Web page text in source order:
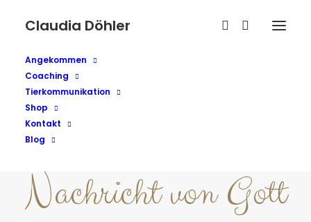
Claudia Döhler
Angekommen
Coaching
Tierkommunikation
Shop
Kontakt
Blog
Nachricht von Gott